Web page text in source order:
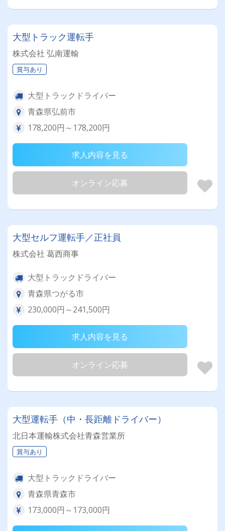
大型トラック運転手
株式会社 弘南運輸
賞与あり
大型トラックドライバー
青森県弘前市
178,200円～178,200円
求人内容を見る
オンライン応募
大型セルフ運転手／正社員
株式会社 葛西商事
大型トラックドライバー
青森県つがる市
230,000円～241,500円
求人内容を見る
オンライン応募
大型運転手（中・長距離ドライバー）
北日本運輸株式会社青森営業所
賞与あり
大型トラックドライバー
青森県青森市
173,000円～173,000円